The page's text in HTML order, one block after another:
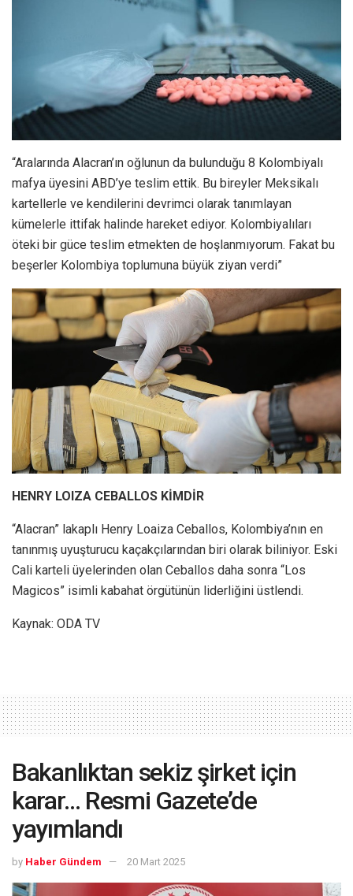
“Aralarında Alacran’ın oğlunun da bulunduğu 8 Kolombiyalı
mafya üyesini ABD’ye teslim ettik. Bu bireyler Meksikalı
kartellerle ve kendilerini devrimci olarak tanımlayan
kümelerle ittifak halinde hareket ediyor. Kolombiyalıları
öteki bir güce teslim etmekten de hoşlanmıyorum. Fakat bu
beşerler Kolombiya toplumuna büyük ziyan verdi”
HENRY LOIZA CEBALLOS KİMDİR
“Alacran” lakaplı Henry Loaiza Ceballos, Kolombiya’nın en
tanınmış uyuşturucu kaçakçılarından biri olarak biliniyor. Eski
Cali karteli üyelerinden olan Ceballos daha sonra “Los
Magicos” isimli kabahat örgütünün liderliğini üstlendi.
Kaynak: ODA TV
Bakanlıktan sekiz şirket için
karar… Resmi Gazete’de
yayımlandı
by Haber Gündem 20 Mart 2025